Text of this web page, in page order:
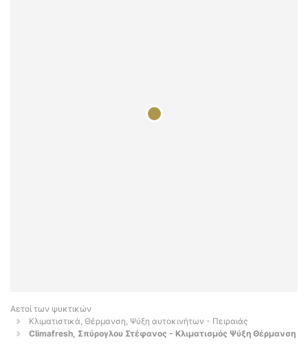
Αετοί των ψυκτικών
Κλιματιστικά, Θέρμανση, Ψύξη αυτοκινήτων - Πειραιάς
Climafresh, Σπύρογλου Στέφανος - Κλιματισμός Ψύξη Θέρμανση